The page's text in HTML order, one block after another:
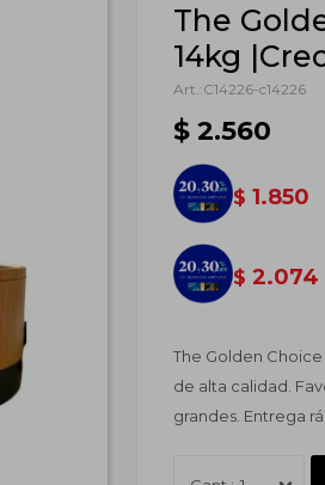
The
14kg
C14226-c14226
$ 2.560
$ 1.850
$ 2.074
The Golden
de alta calidad.
grandes. Entrega